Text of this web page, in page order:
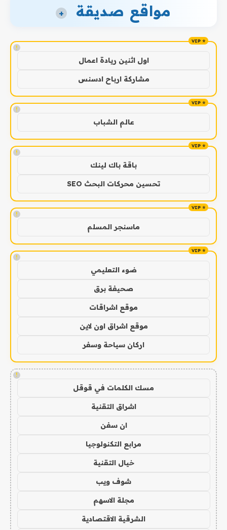
مواقع صديقة +
!
اول اثنين ريادة اعمال
مشاركة ارباح ادسنس
!
عالم الشباب
!
باقة باك لينك
تحسين محركات البحث SEO
!
ماسنجر المسلم
!
ضوء التعليمي
صحيفة برق
موقع اشراقات
موقع اشراق اون لاين
اركان سياحة وسفر
!
مسك الكلمات في قوقل
اشراق التقنية
ان سفن
مرابع التكنولوجيا
خيال التقنية
شوف ويب
مجلة الاسهم
الشرقية الاقتصادية